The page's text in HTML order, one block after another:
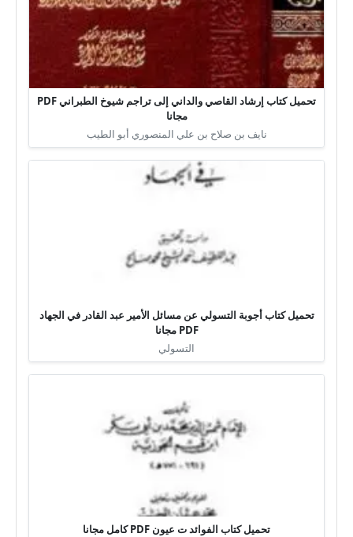
تحميل كتاب إرشاد القاصي والداني إلى تراجم شيوخ الطبراني PDF
مجانا
نايف بن صلاح بن علي المنصوري أبو الطيب
تحميل كتاب أجوبة التسولي عن مسائل الأمير عبد القادر في الجهاد
PDF مجانا
التسولي
تحميل كتاب الفوائد ت عيون PDF كامل مجانا